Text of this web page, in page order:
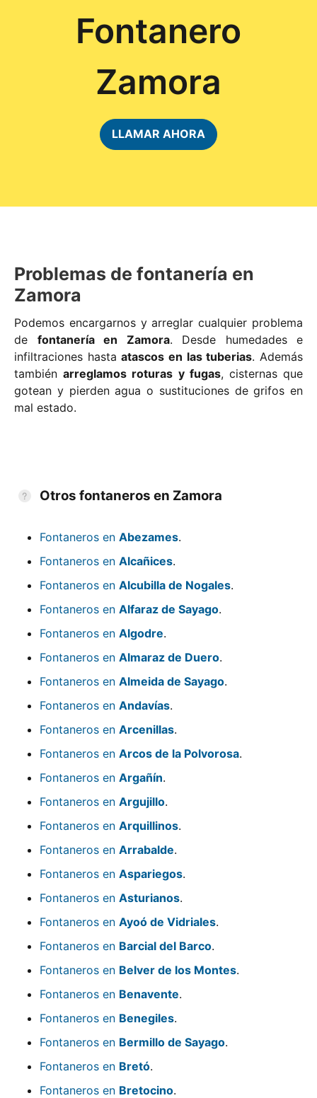
Fontanero
Zamora
LLAMAR AHORA
Problemas de fontanería en
Zamora
Podemos encargarnos y arreglar cualquier problema
de fontanería en Zamora. Desde humedades e
infiltraciones hastaatascos en las tuberias. Además
tambiénarreglamos roturas y fugas, cisternas que
gotean y pierden agua o sustituciones de grifos en
mal estado.
Otros fontaneros en Zamora
Fontaneros en Abezames.
Fontaneros en Alcañices.
Fontaneros en Alcubilla de Nogales.
Fontaneros en Alfaraz de Sayago.
Fontaneros en Algodre.
Fontaneros en Almaraz de Duero.
Fontaneros en Almeida de Sayago.
Fontaneros en Andavías.
Fontaneros en Arcenillas.
Fontaneros en Arcos de la Polvorosa.
Fontaneros en Argañín.
Fontaneros en Argujillo.
Fontaneros en Arquillinos.
Fontaneros en Arrabalde.
Fontaneros en Aspariegos.
Fontaneros en Asturianos.
Fontaneros en Ayoó de Vidriales.
Fontaneros en Barcial del Barco.
Fontaneros en Belver de los Montes.
Fontaneros en Benavente.
Fontaneros en Benegiles.
Fontaneros en Bermillo de Sayago.
Fontaneros en Bretó.
Fontaneros en Bretocino.